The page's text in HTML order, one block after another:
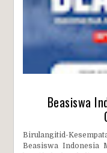
Beasiswa
Birulangitid-
Beasiswa Indonesia